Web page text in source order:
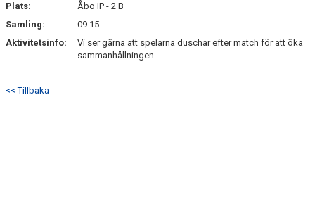
KONTAKT
Plats:
Åbo IP - 2 B
Samling:
09:15
Aktivitetsinfo:
Vi ser gärna att spelarna duschar efter match för att öka
sammanhållningen
<< Tillbaka